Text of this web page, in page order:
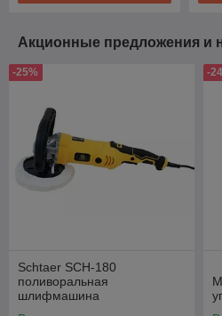
Акционные предложения и
-25%
Schtaer SCH-180
поливоральная
шлифмашина
-